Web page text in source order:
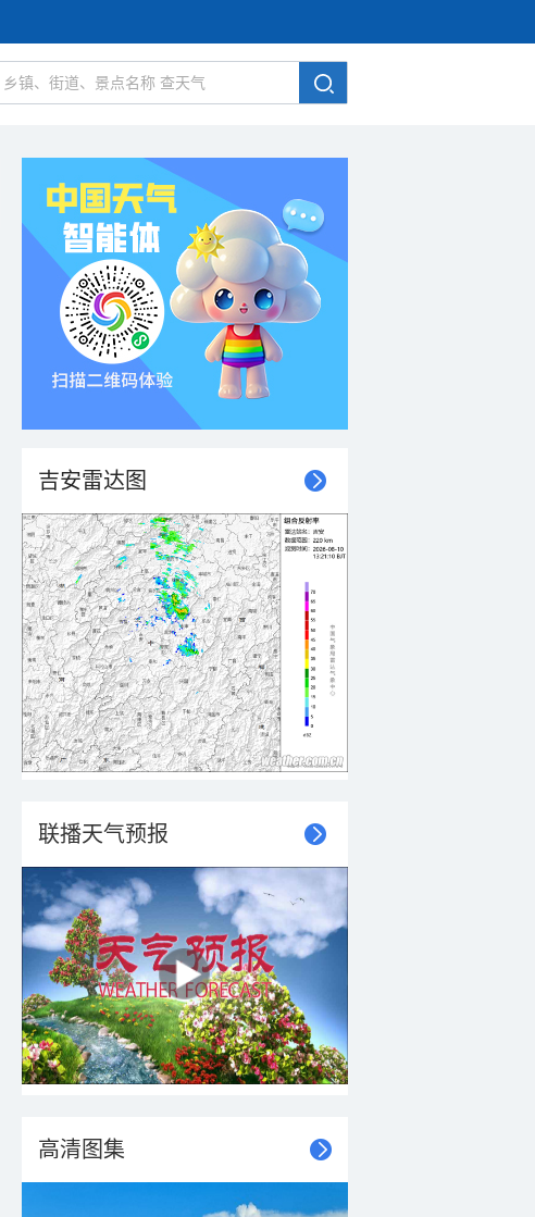
吉安雷达图
联播天气预报
高清图集